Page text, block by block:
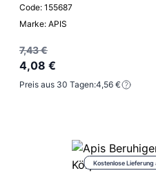
Code: 155687
Marke: APIS
7,43 €
4,08 €
Preis aus 30 Tagen:4,56 €
Kostenlose